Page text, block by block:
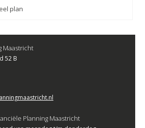
plan
Maastricht
52 B
Planning Maastricht